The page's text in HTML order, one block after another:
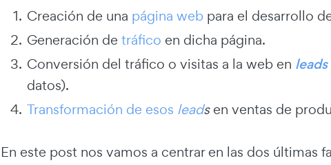
Creación de una página web para el desarrollo
Generación de tráfico en dicha página.
Conversión del tráfico o visitas a la web en leads
datos).
Transformación de esos leadsen ventas de
En este post nos vamos a centrar en las dos